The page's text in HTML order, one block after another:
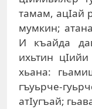
тамам, ацIай
мумкин;
И къайда
ихьтин
хьана:
гъуьрче-
атIугъай;